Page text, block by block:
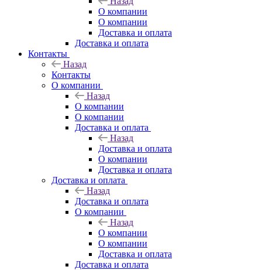
О компании
О компании
Доставка и оплата
Доставка и оплата
Контакты
Назад
Контакты
О компании
Назад
О компании
О компании
Доставка и оплата
Назад
Доставка и оплата
О компании
Доставка и оплата
Доставка и оплата
Назад
Доставка и оплата
О компании
Назад
О компании
О компании
Доставка и оплата
Доставка и оплата